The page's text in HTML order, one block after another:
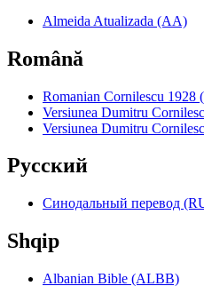
Almeida Atualizada (AA)
Română
Romanian Cornilescu 1928
Versiunea Dumitru
Versiunea Dumitru
Pyccкий
Синодальный перевод
Shqip
Albanian Bible (ALBB)